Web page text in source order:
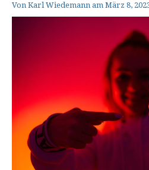
Von Karl Wiedemann am März 8,